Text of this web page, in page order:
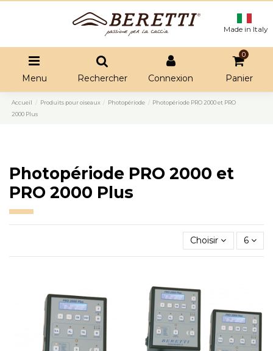
Made in Italy
Menu Rechercher Connexion
0
Panier
Accueil Produits pour oiseaux Photopériode
Photopériode PRO 2000 et PRO
2000 Plus
Photopériode PRO 2000 et
PRO 2000 Plus
Choisir 6